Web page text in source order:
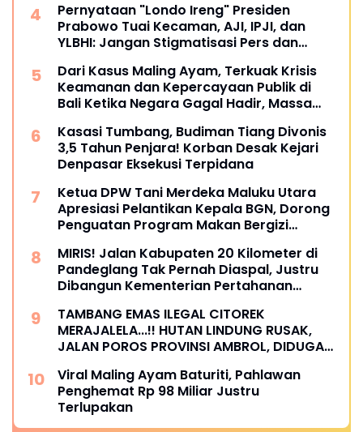
Pernyataan "Londo Ireng" Presiden
Prabowo Tuai Kecaman, AJI, IPJI, dan
YLBHI: Jangan Stigmatisasi Pers dan
Dari Kasus Maling Ayam, Terkuak Krisis
Keamanan dan Kepercayaan Publik di
Bali Ketika Negara Gagal Hadir, Massa
Kasasi Tumbang, Budiman Tiang Divonis
3,5 Tahun Penjara! Korban Desak Kejari
Denpasar Eksekusi Terpidana
Ketua DPW Tani Merdeka Maluku Utara
Apresiasi Pelantikan Kepala BGN, Dorong
Penguatan Program Makan Bergizi
MIRIS! Jalan Kabupaten 20 Kilometer di
Pandeglang Tak Pernah Diaspal, Justru
Dibangun Kementerian Pertahanan
Perbaikan ke Pemda, Tak Pernah Digubris
TAMBANG EMAS ILEGAL CITOREK
MERAJALELA...!! HUTAN LINDUNG RUSAK,
JALAN POROS PROVINSI AMBROL, DIDUGA
Viral Maling Ayam Baturiti, Pahlawan
Penghemat Rp 98 Miliar Justru
Terlupakan